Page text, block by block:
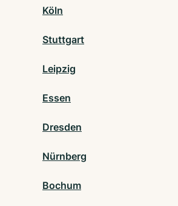
Köln
Stuttgart
Leipzig
Essen
Dresden
Nürnberg
Bochum